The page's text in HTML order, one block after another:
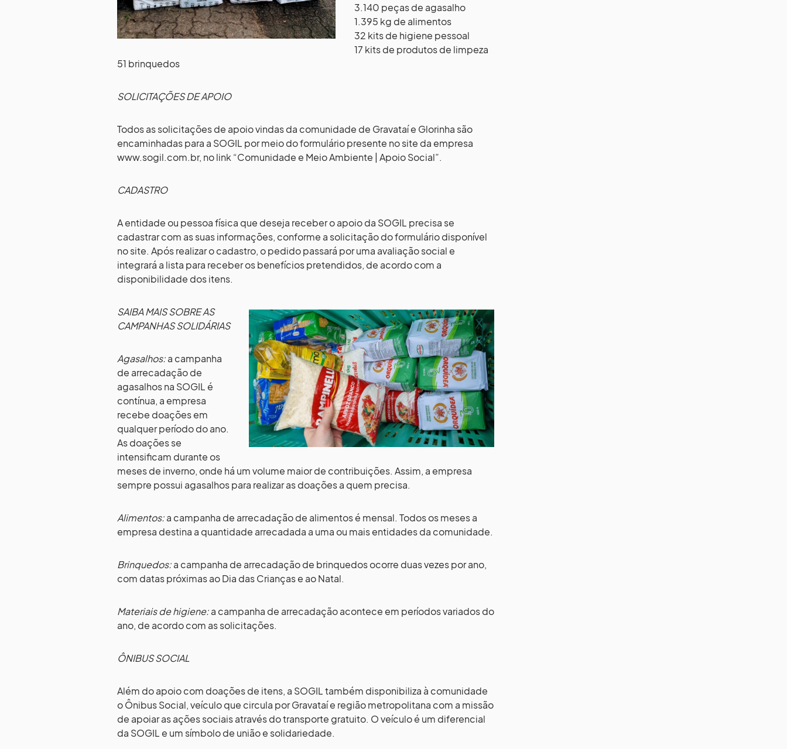
3.140 peças de agasalho
1.395 kg de alimentos
32 kits de higiene pessoal
17 kits de produtos de limpeza
51 brinquedos
SOLICITAÇÕES DE APOIO
Todos as solicitações de apoio vindas da comunidade de Gravataí e Glorinha são
encaminhadas para a SOGIL por meio do formulário presente no site da empresa
www.sogil.com.br, no link “Comunidade e Meio Ambiente | Apoio Social”.
CADASTRO
A entidade ou pessoa física que deseja receber o apoio da SOGIL precisa se
cadastrar com as suas informações, conforme a solicitação do formulário disponível
no site. Após realizar o cadastro, o pedido passará por uma avaliação social e
integrará a lista para receber os benefícios pretendidos, de acordo com a
disponibilidade dos itens.
SAIBA MAIS SOBRE AS
CAMPANHAS SOLIDÁRIAS
Agasalhos:a campanha
de arrecadação de
agasalhos na SOGIL é
contínua, a empresa
recebe doações em
qualquer período do ano.
As doações se
intensificam durante os
meses de inverno, onde há um volume maior de contribuições. Assim, a empresa
sempre possui agasalhos para realizar as doações a quem precisa.
Alimentos:a campanha de arrecadação de alimentos é mensal. Todos os meses a
empresa destina a quantidade arrecadada a uma ou mais entidades da comunidade.
Brinquedos:a campanha de arrecadação de brinquedos ocorre duas vezes por ano,
com datas próximas ao Dia das Crianças e ao Natal.
Materiais de higiene:a campanha de arrecadação acontece em períodos variados do
ano, de acordo com as solicitações.
ÔNIBUS SOCIAL
Além do apoio com doações de itens, a SOGIL também disponibiliza à comunidade
o Ônibus Social, veículo que circula por Gravataí e região metropolitana com a missão
de apoiar as ações sociais através do transporte gratuito. O veículo é um diferencial
da SOGIL e um símbolo de união e solidariedade.